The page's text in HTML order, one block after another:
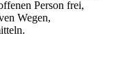
Person frei,
Wegen,